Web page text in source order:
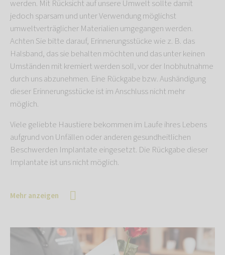
werden. Mit Rücksicht auf unsere Umwelt sollte damit
jedoch sparsam und unter Verwendung möglichst
umweltverträglicher Materialien umgegangen werden.
Achten Sie bitte darauf, Erinnerungsstücke wie z. B. das
Halsband, das sie behalten möchten und das unter keinen
Umständen mit kremiert werden soll, vor der Inobhutnahme
durch uns abzunehmen. Eine Rückgabe bzw. Aushändigung
dieser Erinnerungsstücke ist im Anschluss nicht mehr
möglich.
Viele geliebte Haustiere bekommen im Laufe ihres Lebens
aufgrund von Unfällen oder anderen gesundheitlichen
Beschwerden Implantate eingesetzt. Die Rückgabe dieser
Implantate ist uns nicht möglich.
Mehr anzeigen